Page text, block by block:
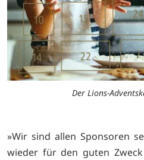
Der Lions-
»Wir sind allen Sponsoren
wieder für den guten